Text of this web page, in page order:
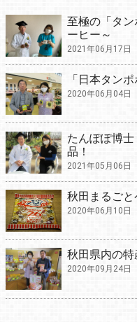
至極の「タ
ーヒー～
2021年06月17日
「日本タン
2020年06月04日
たんぽぽ博
品！
2021年05月06日
秋田まるご
2020年06月10日
秋田県内の
2020年09月24日